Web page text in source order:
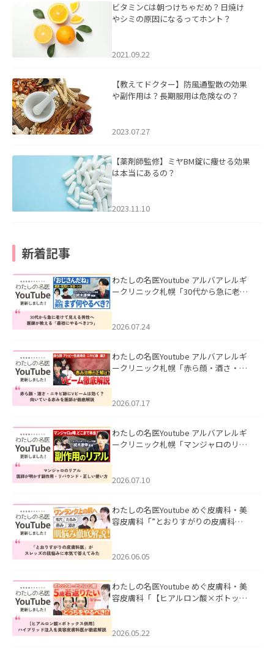
ビタミンCは朝つけちゃだめ？日焼け
やシミの原因になるってホント？
2021.09.22
【教えてドクター】防風通聖散の効果
や副作用は？長期服用は危険なの？
2023.07.27
【薬剤師監修】ミヤBM錠に痩せる効果
は本当にあるの？
2023.11.10
新着記事
わたしの名医Youtube アルバアレルギ
ークリニック札幌「30代から急に老け
た。
2026.07.24
わたしの名医Youtube アルバアレルギ
ークリニック札幌「赤ら顔・酒さ・ニ
した。
2026.07.17
わたしの名医Youtube アルバアレルギ
ークリニック札幌「マンジャロのリア
た。
2026.07.10
わたしの名医Youtube めぐ皮膚科・美
容皮膚科「”とおりすがりの皮膚科
2026.06.05
わたしの名医Youtube めぐ皮膚科・美
容皮膚科「【ヒアルロン酸×ボトック
た。
2026.05.22